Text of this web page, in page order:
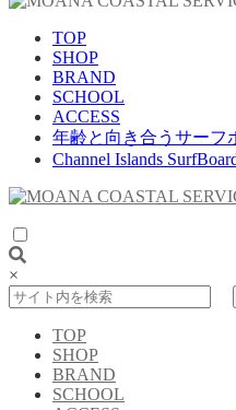
TOP
SHOP
BRAND
SCHOOL
ACCESS
年齢と向き合うサーフ
Channel Islands
×
TOP
SHOP
BRAND
SCHOOL